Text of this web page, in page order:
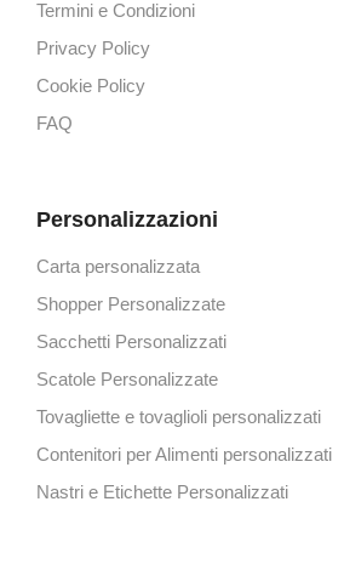
Termini e Condizioni
Privacy Policy
Cookie Policy
FAQ
Personalizzazioni
Carta personalizzata
Shopper Personalizzate
Sacchetti Personalizzati
Scatole Personalizzate
Tovagliette e tovaglioli personalizzati
Contenitori per Alimenti personalizzati
Nastri e Etichette Personalizzati